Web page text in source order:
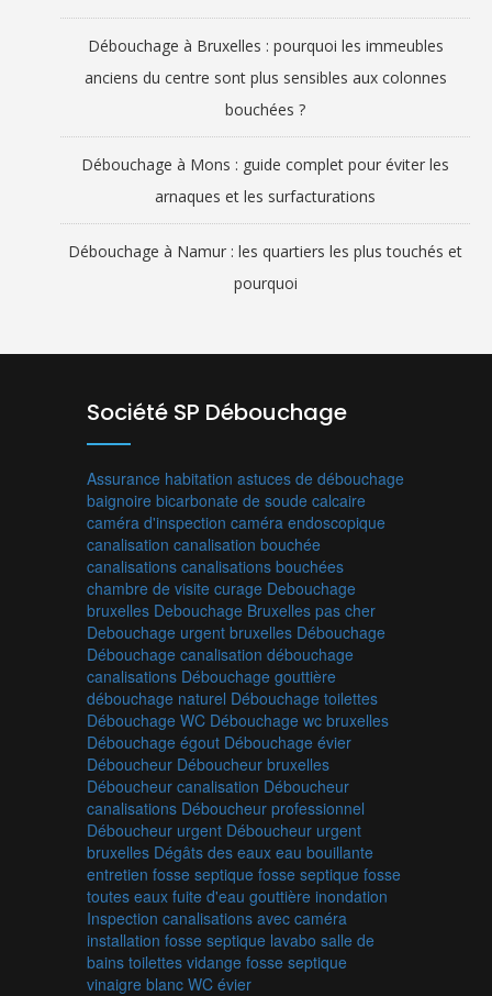
Débouchage à Bruxelles : pourquoi les immeubles
anciens du centre sont plus sensibles aux colonnes
bouchées ?
Débouchage à Mons : guide complet pour éviter les
arnaques et les surfacturations
Débouchage à Namur : les quartiers les plus touchés et
pourquoi
Société SP Débouchage
Assurance habitation astuces de débouchage
baignoire bicarbonate de soude calcaire
caméra d'inspection caméra endoscopique
canalisation canalisation bouchée
canalisations canalisations bouchées
chambre de visite curage Debouchage
bruxelles Debouchage Bruxelles pas cher
Debouchage urgent bruxelles Débouchage
Débouchage canalisation débouchage
canalisations Débouchage gouttière
débouchage naturel Débouchage toilettes
Débouchage WC Débouchage wc bruxelles
Débouchage égout Débouchage évier
Déboucheur Déboucheur bruxelles
Déboucheur canalisation Déboucheur
canalisations Déboucheur professionnel
Déboucheur urgent Déboucheur urgent
bruxelles Dégâts des eaux eau bouillante
entretien fosse septique fosse septique fosse
toutes eaux fuite d'eau gouttière inondation
Inspection canalisations avec caméra
installation fosse septique lavabo salle de
bains toilettes vidange fosse septique
vinaigre blanc WC évier